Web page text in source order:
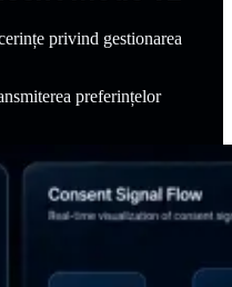
privind gestionarea
preferințelor